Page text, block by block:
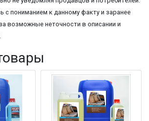
с пониманием к данному факту и заранее
возможные неточности в описании и